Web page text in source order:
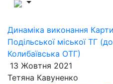
Динаміка виконання
Подільської міської ТГ
Колибаївська ОТГ)
13 Жовтня 2021
Тетяна Кавуненко